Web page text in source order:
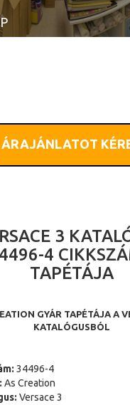
ÁRAJÁNLATOT
3
4
TAPÉTÁJA
GYÁR TAPÉTÁJA A
KATALÓGUSBÓL
34496-4
As Creation
Versace 3